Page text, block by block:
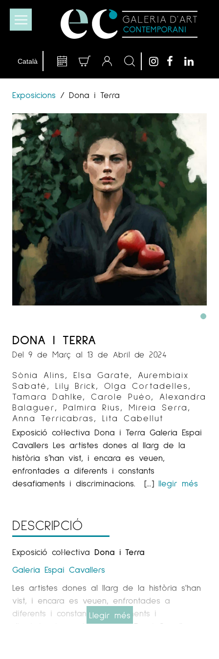
Exposicions / Dona i Terra
DONA I TERRA
Del 9 de Març al 13 de Abril de 2024
Sònia Alins, Elsa Garate, Aurembiaix
Sabaté, Lily Brick, Olga Cortadelles,
Tamara Dahlke, Carole Puéo, Alexandra
Balaguer, Palmira Rius, Mireia Serra,
Anna Terricabras, Lita Cabellut
Exposició col·lectiva Dona i Terra Galeria Espai
Cavallers Les artistes dones al llarg de la
història s’han vist, i encara es veuen,
enfrontades a diferents i constants
desafiaments i discriminacions. […] llegir més
DESCRIPCIÓ
Exposició col·lectiva Dona i Terra
Galeria Espai Cavallers
Les artistes dones al llarg de la història s'han
vist, i encara es veuen, enfrontades a
diferents i constants desafiaments i
discriminacions. A la Galeria Espai Cavallers
Llegir més